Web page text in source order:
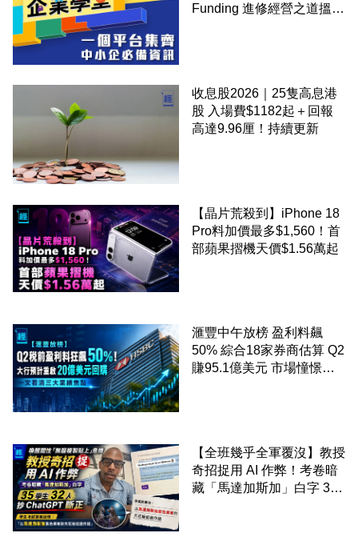
Funding 進修經營之道搵大
收息股2026｜25隻高息港
股 入場費$1182起＋回報
高達9.96厘！持續更新
【晶片荒殺到】iPhone 18
Pro料加價最多$1,560！首
部蘋果摺機天價$1.56萬起
滙豐中午放榜 盈利料飆
50% 綜合18家券商估算 Q2
賺95.1億美元 市場憧憬重
【全班幾乎全軍覆沒】教授
奇招捉用 AI 作弊！考卷暗
藏「馬達加斯加」白字 35